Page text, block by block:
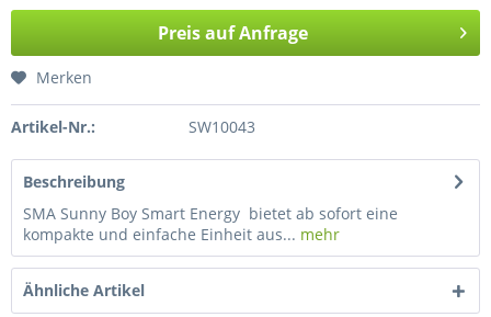
Preis auf Anfrage
Merken
Artikel-Nr.: SW10043
Beschreibung
SMA Sunny Boy Smart Energy bietet ab sofort eine
kompakte und einfache Einheit aus... mehr
Ähnliche Artikel